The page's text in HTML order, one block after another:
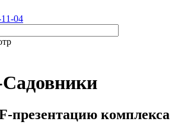
04
презентацию комплекса